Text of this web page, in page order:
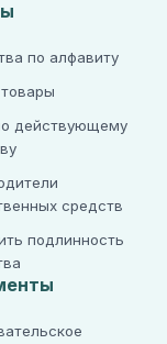
по алфавиту
действующему
средств
подлинность